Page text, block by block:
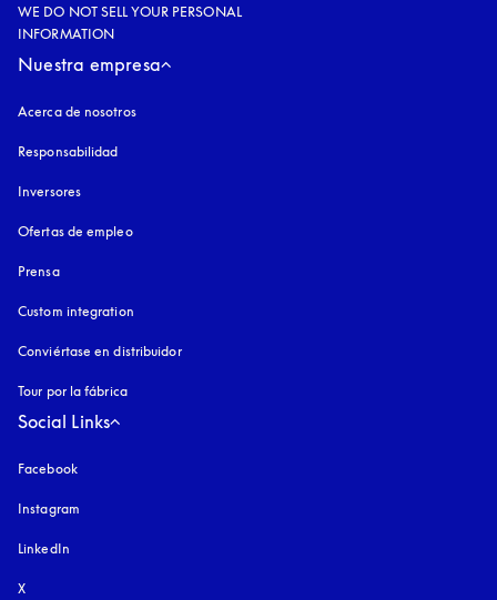
WE DO NOT SELL YOUR PERSONAL
INFORMATION
Nuestra empresa
Acerca de nosotros
Responsabilidad
Inversores
Ofertas de empleo
Prensa
Custom integration
Conviértase en distribuidor
Tour por la fábrica
Social Links
Facebook
Instagram
LinkedIn
X